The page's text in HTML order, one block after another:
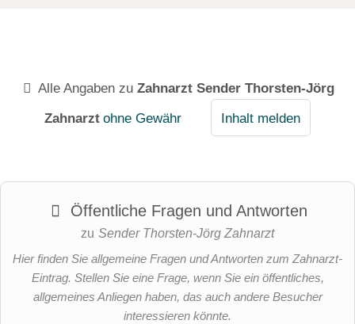
Alle Angaben zuZahnarzt Sender Thorsten-Jörg
Zahnarzt ohne Gewähr Inhalt melden
Öffentliche Fragen und Antworten
zu Sender Thorsten-Jörg Zahnarzt
Hier finden Sie allgemeine Fragen und Antworten zum Zahnarzt-
Eintrag. Stellen Sie eine Frage, wenn Sie ein öffentliches,
allgemeines Anliegen haben, das auch andere Besucher
interessieren könnte.